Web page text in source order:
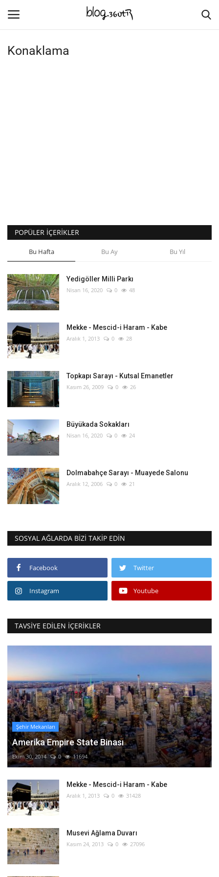
English Turkish
Konaklama
POPÜLER İÇERIKLER
Bu Hafta Bu Ay Bu Yıl
Yedigöller Milli Parkı
Nisan 16, 2020 0 48
Mekke - Mescid-i Haram - Kabe
Aralık 1, 2013 0 28
Topkapı Sarayı - Kutsal Emanetler
Kasım 26, 2009 0 26
Büyükada Sokakları
Nisan 16, 2020 0 24
Dolmabahçe Sarayı - Muayede Salonu
Aralık 12, 2006 0 21
SOSYAL AĞLARDA BIZI TAKIP EDIN
Facebook Twitter
Instagram Youtube
TAVSIYE EDILEN İÇERIKLER
Şehir Mekanları
Amerika Empire State Binası
Ekim 30, 2014 0 11694
Mekke - Mescid-i Haram - Kabe
Aralık 1, 2013 0 31428
Musevi Ağlama Duvarı
Kasım 24, 2013 0 27096